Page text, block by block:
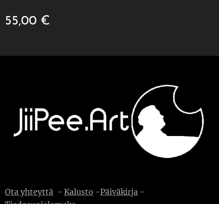
55,00 €
Ota yhteyttä - Kalusto -Päiväkirja -